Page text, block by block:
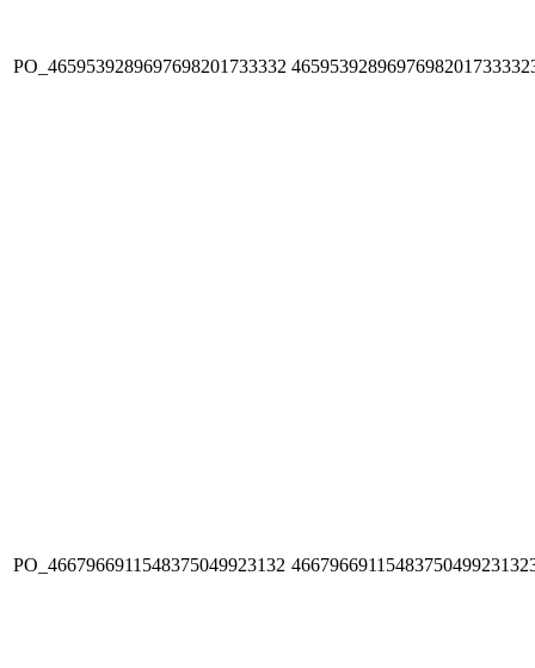
PO_4659539289697698201733332
PO_4667966911548375049923132